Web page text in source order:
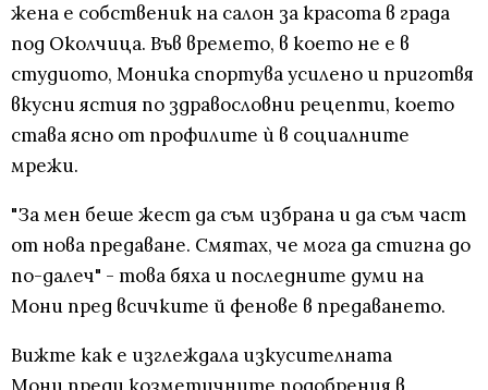
жена е собственик на салон за красота в града
под Околчица. Във времето, в което не е в
студиото, Моника спортува усилено и приготвя
вкусни ястия по здравословни рецепти, което
става ясно от профилите ѝ в социалните
мрежи.
"За мен беше жест да съм избрана и да съм част
от нова предаване. Смятах, че мога да стигна до
по-далеч" - това бяха и последните думи на
Мони пред всичките й фенове в предаването.
Вижте как е изглеждала изкусителната